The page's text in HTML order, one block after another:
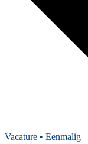
Vacature • Eenmalig